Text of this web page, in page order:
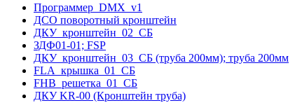
Программер_DMX_v1
ДСО поворотный кронштейн
ДКУ_кронштейн_02_СБ
ЗДФ01-01; FSP
ДКУ_кронштейн_03_СБ (труба 200мм); труба 200мм
FLA_крышка_01_СБ
FHB_решетка_01_СБ
ДКУ KR-00 (Кронштейн труба)